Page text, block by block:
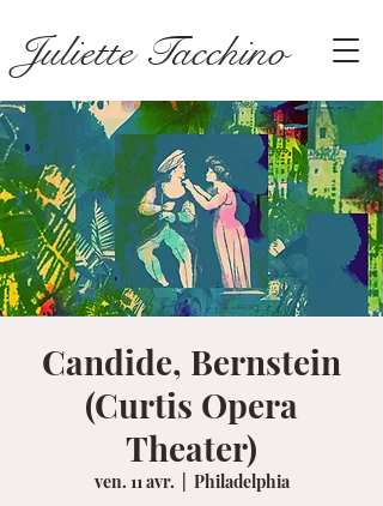
Juliette Tacchino
Candide, Bernstein
(Curtis Opera
Theater)
ven. 11 avr.
Philadelphia